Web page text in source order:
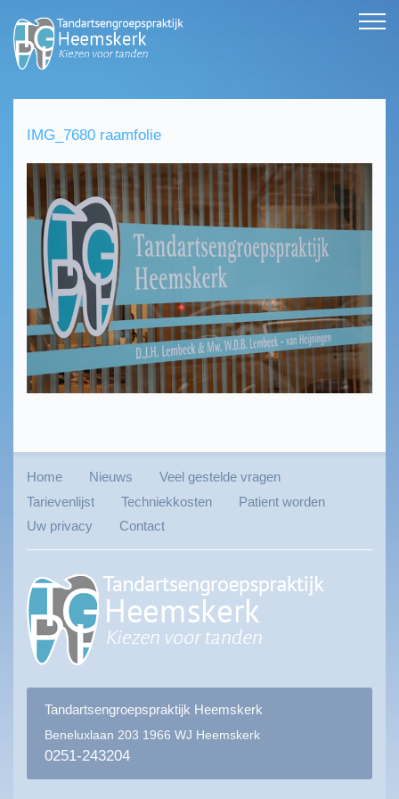
IMG_7680 raamfolie
Home Nieuws
Veel gestelde vragen
Tarievenlijst
Techniekkosten
Patient worden
Uw privacy
Contact
Tandartsengroepspraktijk Heemskerk
Beneluxlaan 203 1966 WJ Heemskerk
0251-243204